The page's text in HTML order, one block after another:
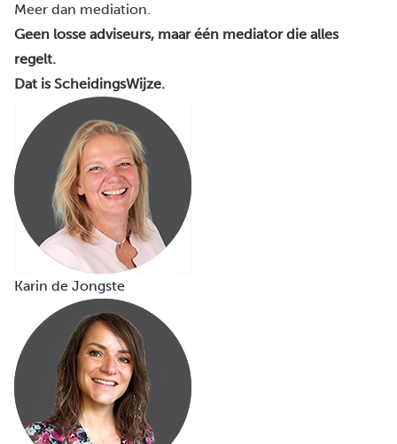
Meer dan mediation.
Geen losse adviseurs, maar één mediator die alles
regelt.
Dat is ScheidingsWijze.
Karin de Jongste